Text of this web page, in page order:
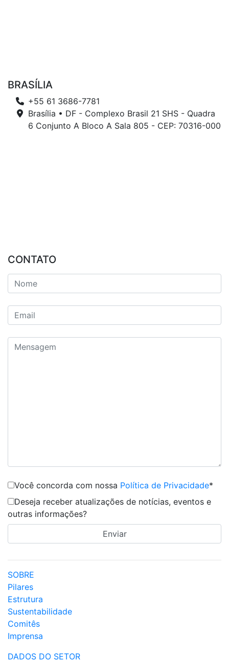
BRASÍLIA
+55 61 3686-7781
Brasília • DF - Complexo Brasil 21 SHS - Quadra
6 Conjunto A Bloco A Sala 805 - CEP: 70316-000
CONTATO
Você concorda com nossa Política de Privacidade*
Deseja receber atualizações de notícias, eventos e
outras informações?
SOBRE
Pilares
Estrutura
Sustentabilidade
Comitês
Imprensa
DADOS DO SETOR